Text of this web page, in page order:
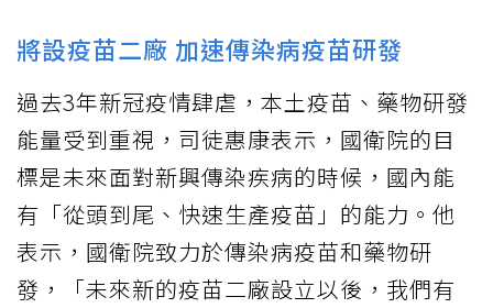
將設疫苗二廠 加速傳染病疫苗研發
過去3年新冠疫情肆虐，本土疫苗、藥物研發
能量受到重視，司徒惠康表示，國衛院的目
標是未來面對新興傳染疾病的時候，國內能
有「從頭到尾、快速生產疫苗」的能力。他
表示，國衛院致力於傳染病疫苗和藥物研
發，「未來新的疫苗二廠設立以後，我們有